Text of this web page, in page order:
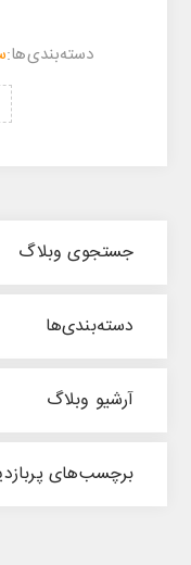
‌‌دسته‌بندی‌‌ها:
جستجوی وبلاگ
‌‌دسته‌بندی‌‌ها
آرشیو وبلاگ
برچسب‌های